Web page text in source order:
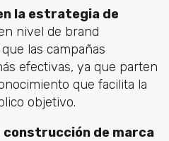
la estrategia de
nivel de brand
las campañas
efectivas, ya que parten
que facilita la
objetivo.
construcción de marca